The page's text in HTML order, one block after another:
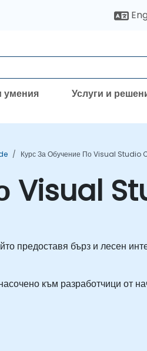
умения Услуги и
Курс За Обучение По Visual Studio
Visual
предоставя бърз и лесен
към разработчици от